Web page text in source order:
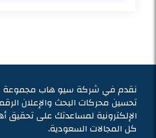
نقدم في شركة سيو هاب مجموعة
تحسين محركات البحث والإعلان
الإلكترونية لمساعدتك على تحقيق
كل المجالات السعودية.